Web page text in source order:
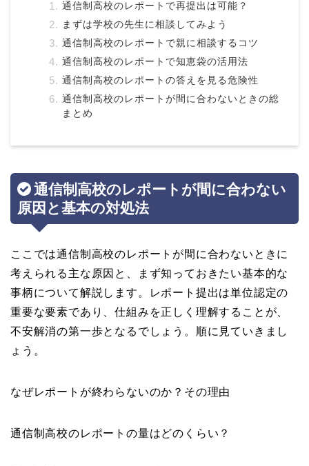
通信制高校のレポートで再提出は可能？
まずは学校の先生に相談してみよう
通信制高校のレポートで親に相談するコツ
通信制高校のレポートで知恵袋の活用法
通信制高校のレポートの答えを見る危険性
通信制高校のレポートが間に合わないときの総
まとめ
通信制高校のレポートが間に合わない
原因と基本の対処法
ここでは通信制高校のレポートが間に合わないときに
考えられる主な原因と、まず知っておきたい基本的な
事柄について解説します。レポート提出は単位認定の
重要な要素であり、仕組みを正しく理解することが、
不安解消の第一歩となるでしょう。順に見ていきまし
ょう。
なぜレポートが終わらないのか？その理由
通信制高校のレポートの量はどのくらい？